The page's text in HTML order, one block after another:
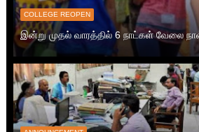
COLLEGE REOPEN
இன்று முதல் வாரத்தில் 6 நாட்கள் வேலை